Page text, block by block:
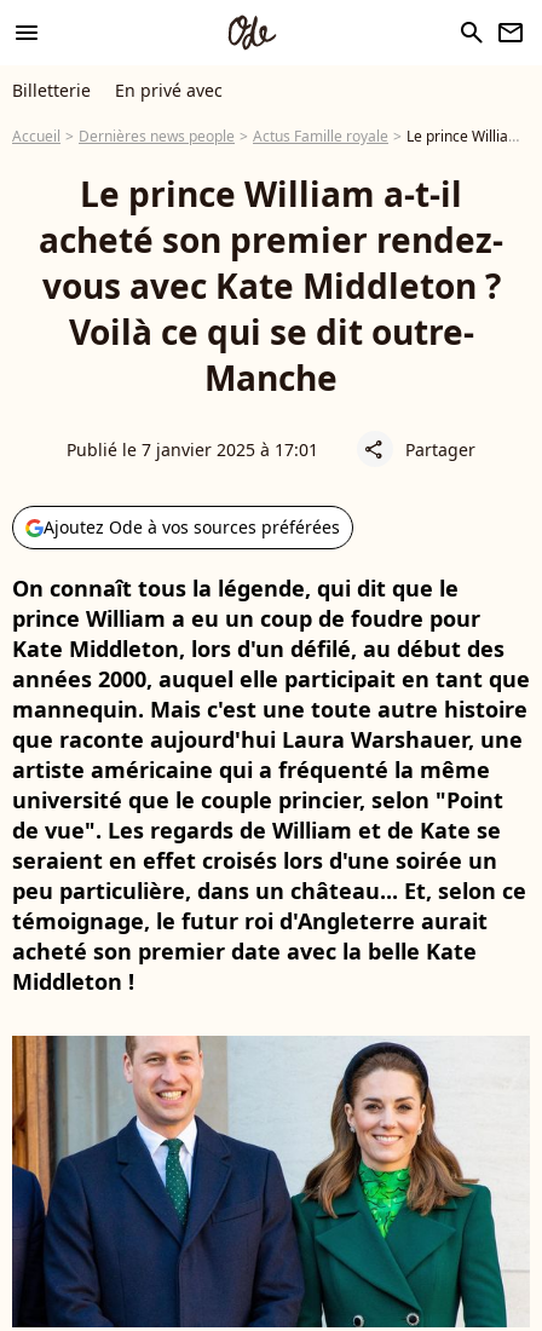
menu search newsletter
Billetterie En privé avec
Accueil Dernières news people Actus Famille royale Le prince William a-t-il acheté son premier rendez-vous avec Kate Middleton ? Voilà ce qui se dit outre-Manche
Le prince William a-t-il
acheté son premier rendez-
vous avec Kate Middleton ?
Voilà ce qui se dit outre-
Manche
Publié le 7 janvier 2025 à 17:01 share Partager
Ajoutez Ode à vos sources préférées
On connaît tous la légende, qui dit que le
prince William a eu un coup de foudre pour
Kate Middleton, lors d'un défilé, au début des
années 2000, auquel elle participait en tant que
mannequin. Mais c'est une toute autre histoire
que raconte aujourd'hui Laura Warshauer, une
artiste américaine qui a fréquenté la même
université que le couple princier, selon "Point
de vue". Les regards de William et de Kate se
seraient en effet croisés lors d'une soirée un
peu particulière, dans un château... Et, selon ce
témoignage, le futur roi d'Angleterre aurait
acheté son premier date avec la belle Kate
Middleton !